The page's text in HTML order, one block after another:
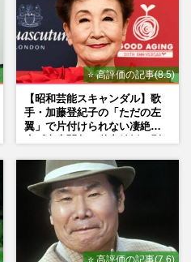
⭐ 高評価の記事(8.5)
【昭和芸能スキャンダル】歌
手・加藤登紀子の「ただの左
翼」で片付けられない凄絶半
⭐ 高評価の記事(7.6)